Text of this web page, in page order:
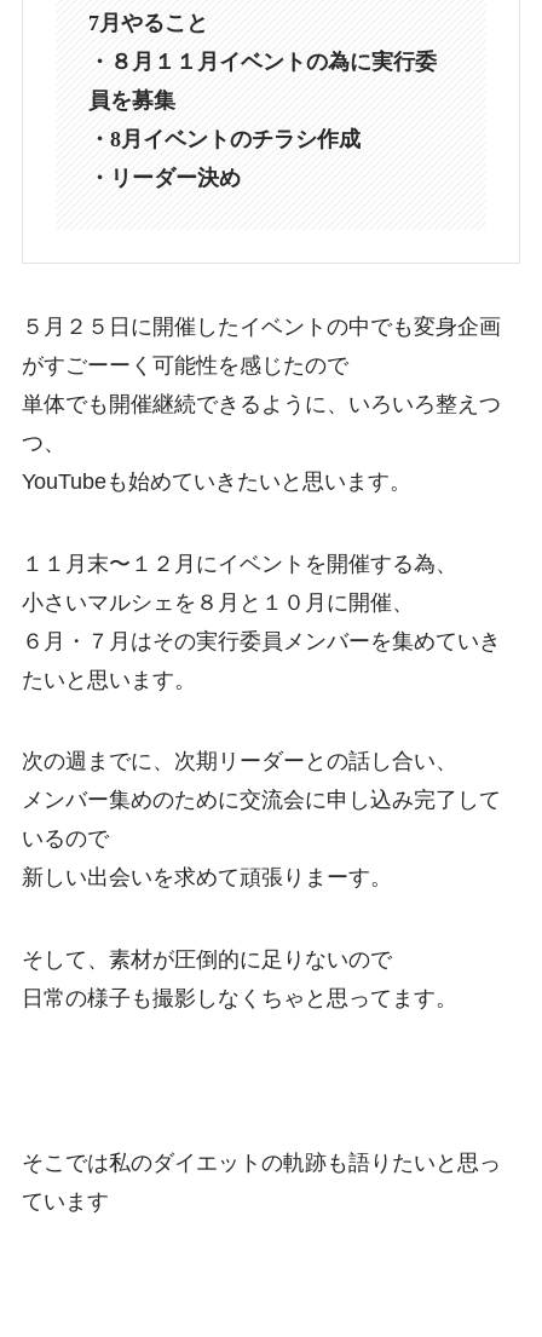
7月やること
・８月１１月イベントの為に実行委
員を募集
・8月イベントのチラシ作成
・リーダー決め
５月２５日に開催したイベントの中でも変身企画
がすごーーく可能性を感じたので
単体でも開催継続できるように、いろいろ整えつ
つ、
YouTubeも始めていきたいと思います。
１１月末〜１２月にイベントを開催する為、
小さいマルシェを８月と１０月に開催、
６月・７月はその実行委員メンバーを集めていき
たいと思います。
次の週までに、次期リーダーとの話し合い、
メンバー集めのために交流会に申し込み完了して
いるので
新しい出会いを求めて頑張りまーす。
そして、素材が圧倒的に足りないので
日常の様子も撮影しなくちゃと思ってます。
そこでは私のダイエットの軌跡も語りたいと思っ
ています